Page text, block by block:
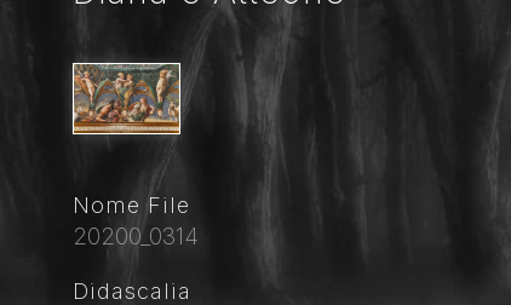
Nome File
20200_0314
Didascalia